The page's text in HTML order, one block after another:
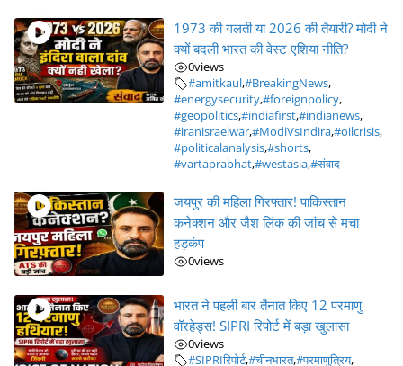
1973 की गलती या 2026 की तैयारी? मोदी ने
क्यों बदली भारत की वेस्ट एशिया नीति?
0views
#amitkaul,#BreakingNews,
#energysecurity,#foreignpolicy,
#geopolitics,#indiafirst,#indianews,
#iranisraelwar,#ModiVsIndira,#oilcrisis,
#politicalanalysis,#shorts,
#vartaprabhat,#westasia,#संवाद
जयपुर की महिला गिरफ्तार! पाकिस्तान
कनेक्शन और जैश लिंक की जांच से मचा
हड़कंप
0views
भारत ने पहली बार तैनात किए 12 परमाणु
वॉरहेड्स! SIPRI रिपोर्ट में बड़ा खुलासा
0views
#SIPRIरिपोर्ट,#चीनभारत,#परमाणुत्रिय,